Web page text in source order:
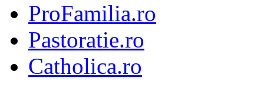
ProFamilia.ro
Pastoratie.ro
Catholica.ro